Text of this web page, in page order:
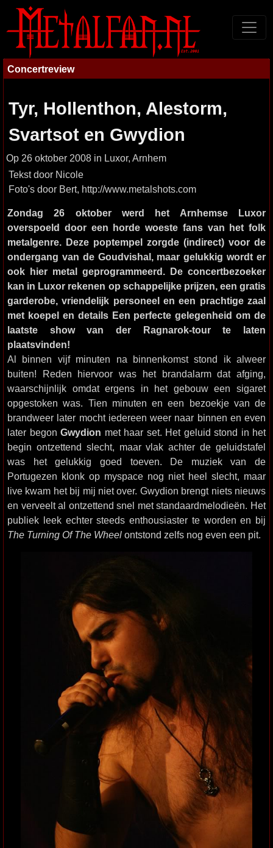
Concertreview
Tyr, Hollenthon, Alestorm,
Svartsot en Gwydion
Op 26 oktober 2008 in Luxor, Arnhem
Tekst door Nicole
Foto's door Bert, http://www.metalshots.com
Zondag 26 oktober werd het Arnhemse Luxor
overspoeld door een horde woeste fans van het folk
metalgenre. Deze poptempel zorgde (indirect) voor de
ondergang van de Goudvishal, maar gelukkig wordt er
ook hier metal geprogrammeerd. De concertbezoeker
kan in Luxor rekenen op schappelijke prijzen, een gratis
garderobe, vriendelijk personeel en een prachtige zaal
met koepel en details Een perfecte gelegenheid om de
laatste show van der Ragnarok-tour te laten
plaatsvinden!
Al binnen vijf minuten na binnenkomst stond ik alweer
buiten! Reden hiervoor was het brandalarm dat afging,
waarschijnlijk omdat ergens in het gebouw een sigaret
opgestoken was. Tien minuten en een bezoekje van de
brandweer later mocht iedereen weer naar binnen en even
later begon Gwydion met haar set. Het geluid stond in het
begin ontzettend slecht, maar vlak achter de geluidstafel
was het gelukkig goed toeven. De muziek van de
Portugezen klonk op myspace nog niet heel slecht, maar
live kwam het bij mij niet over. Gwydion brengt niets nieuws
en verveelt al ontzettend snel met standaardmelodieën. Het
publiek leek echter steeds enthousiaster te worden en bij
The Turning Of The Wheel ontstond zelfs nog even een pit.